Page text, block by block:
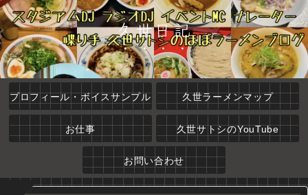
久世日記
プロフィール・ボイスサンプル 久世ラーメンマップ
お仕事 久世サトシのYouTube
お問い合わせ